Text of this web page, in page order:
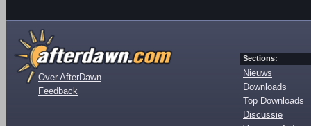
Over AfterDawn
Feedback
Sections:
Nieuws
Downloads
Top Downloads
Discussie